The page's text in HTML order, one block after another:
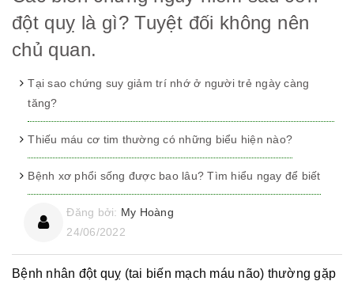
đột quỵ là gì? Tuyệt đối không nên
chủ quan.
Tại sao chứng suy giảm trí nhớ ở người trẻ ngày càng
tăng?
Thiếu máu cơ tim thường có những biểu hiện nào?
Bệnh xơ phổi sống được bao lâu? Tìm hiểu ngay để biết
Đăng bởi: My Hoàng
24/06/2022
Bệnh nhân đột quỵ (tai biến mạch máu não) thường gặp